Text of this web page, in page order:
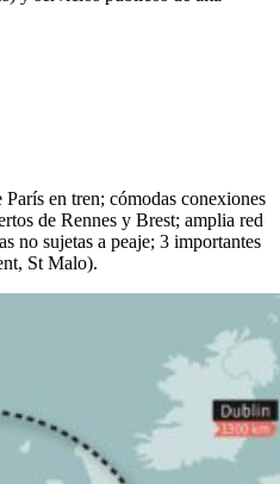
en tren; cómodas conexiones
de Rennes y Brest; amplia red
no sujetas a peaje; 3 importantes
St Malo).